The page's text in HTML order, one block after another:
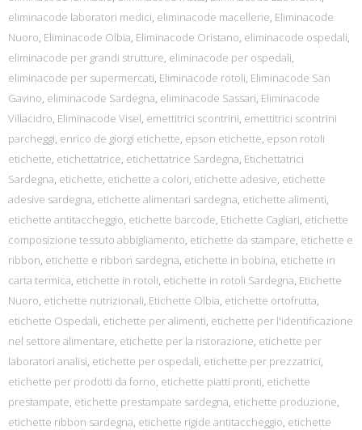
eliminacode laboratori medici, eliminacode macellerie, Eliminacode
Nuoro, Eliminacode Olbia, Eliminacode Oristano, eliminacode ospedali,
eliminacode per grandi strutture, eliminacode per ospedali,
eliminacode per supermercati, Eliminacode rotoli, Eliminacode San
Gavino, eliminacode Sardegna, eliminacode Sassari, Eliminacode
Villacidro, Eliminacode Visel, emettitrici scontrini, emettitrici scontrini
parcheggi, enrico de giorgi etichette, epson etichette, epson rotoli
etichette, etichettatrice, etichettatrice Sardegna, Etichettatrici
Sardegna, etichette, etichette a colori, etichette adesive, etichette
adesive sardegna, etichette alimentari sardegna, etichette alimenti,
etichette antitaccheggio, etichette barcode, Etichette Cagliari, etichette
composizione tessuto abbigliamento, etichette da stampare, etichette e
ribbon, etichette e ribbon sardegna, etichette in bobina, etichette in
carta termica, etichette in rotoli, etichette in rotoli Sardegna, Etichette
Nuoro, etichette nutrizionali, Etichette Olbia, etichette ortofrutta,
etichette Ospedali, etichette per alimenti, etichette per l'identificazione
nel settore alimentare, etichette per la ristorazione, etichette per
laboratori analisi, etichette per ospedali, etichette per prezzatrici,
etichette per prodotti da forno, etichette piatti pronti, etichette
prestampate, etichette prestampate sardegna, etichette produzione,
etichette ribbon sardegna, etichette rigide antitaccheggio, etichette